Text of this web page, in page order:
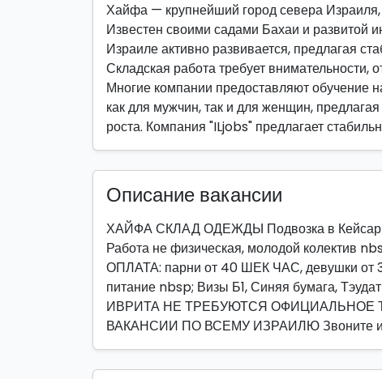
Хайфа — крупнейший город севера
Известен своими садами Бахаи и развитой
Израиле активно развивается, предлагая
Складская работа требует внимательности,
Многие компании предоставляют обучение
как для мужчин, так и для женщин,
роста. Компания "ILjobs" предлагает
Описание вакансии
ХАЙФА СКЛАД ОДЕЖДЫ Подвозка в
Работа не физическая, молодой колектив
ОПЛАТА: парни от 40 ШЕК ЧАС, девушки
питание nbsp; Визы Б1, Синяя бумага,
ИВРИТА НЕ ТРЕБУЮТСЯ
ВАКАНСИИ ПО ВСЕМУ ИЗРАИЛЮ Звоните